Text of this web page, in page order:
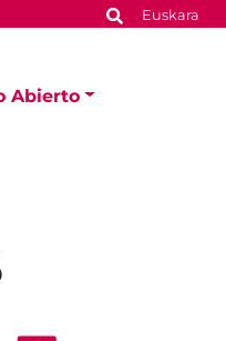
Euskara
Abierto